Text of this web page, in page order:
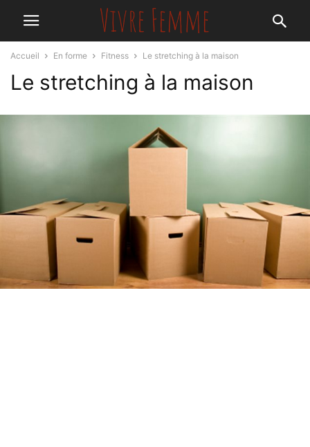
Accueil En forme Fitness Le stretching à la maison
Le stretching à la maison